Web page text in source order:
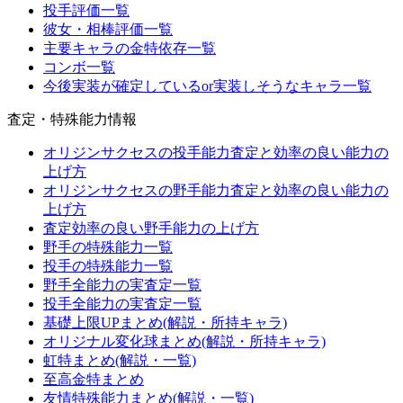
投手評価一覧
彼女・相棒評価一覧
主要キャラの金特依存一覧
コンボ一覧
今後実装が確定しているor実装しそうなキャラ一覧
査定・特殊能力情報
オリジンサクセスの投手能力査定と効率の良い能力の
上げ方
オリジンサクセスの野手能力査定と効率の良い能力の
上げ方
査定効率の良い野手能力の上げ方
野手の特殊能力一覧
投手の特殊能力一覧
野手全能力の実査定一覧
投手全能力の実査定一覧
基礎上限UPまとめ(解説・所持キャラ)
オリジナル変化球まとめ(解説・所持キャラ)
虹特まとめ(解説・一覧)
至高金特まとめ
友情特殊能力まとめ(解説・一覧)